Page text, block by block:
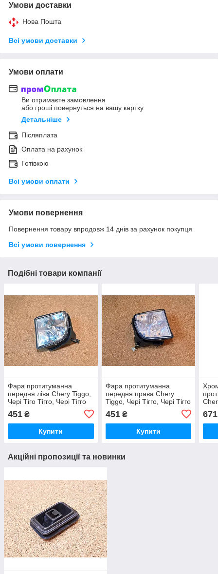
Умови доставки
Нова Пошта
Всі умови доставки
Умови оплати
Ви отримаєте замовлення
або гроші повернуться на вашу картку
Детальніше
Післяплата
Оплата на рахунок
Готівкою
Всі умови оплати
Умови повернення
Повернення товару впродовж 14 днів за рахунок покупця
Всі умови повернення
Подібні товари компанії
Фара протитуманна
передня ліва Chery Tiggo,
Чері Тіго Тігго, Чері Тігго
451 ₴
Купити
Фара протитуманна
передня права Chery
Tiggo, Чері Тігго, Чері Тігго
451₴
Купити
671
Акційні пропозиції та новинки